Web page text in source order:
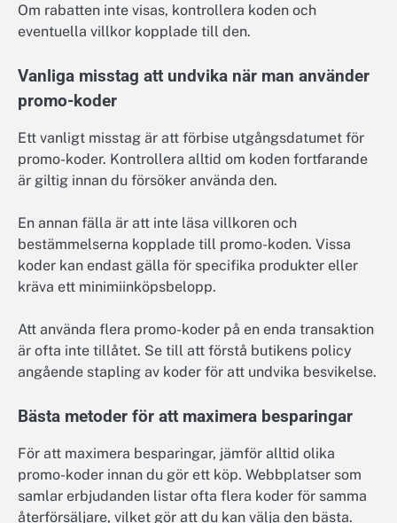
Om rabatten inte visas, kontrollera koden och
eventuella villkor kopplade till den.
Vanliga misstag att undvika när man använder
promo-koder
Ett vanligt misstag är att förbise utgångsdatumet för
promo-koder. Kontrollera alltid om koden fortfarande
är giltig innan du försöker använda den.
En annan fälla är att inte läsa villkoren och
bestämmelserna kopplade till promo-koden. Vissa
koder kan endast gälla för specifika produkter eller
kräva ett minimiinköpsbelopp.
Att använda flera promo-koder på en enda transaktion
är ofta inte tillåtet. Se till att förstå butikens policy
angående stapling av koder för att undvika besvikelse.
Bästa metoder för att maximera besparingar
För att maximera besparingar, jämför alltid olika
promo-koder innan du gör ett köp. Webbplatser som
samlar erbjudanden listar ofta flera koder för samma
återförsäljare, vilket gör att du kan välja den bästa.